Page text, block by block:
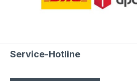
Service-Hotline